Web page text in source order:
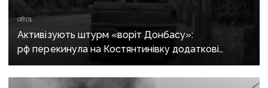
08:01
Активізують штурм «воріт Донбасу»:
рф перекинула на Костянтинівку додаткові
підрозділи й поновила атаки тритонними
авіабомбами